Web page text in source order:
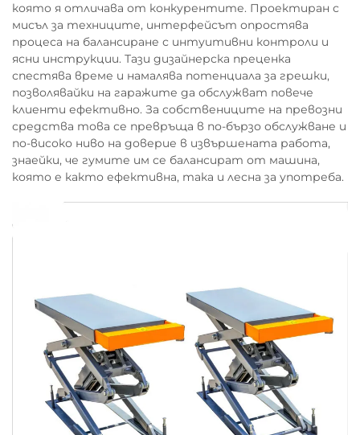
която я отличава от конкурентите. Проектиран с
мисъл за техниците, интерфейсът опростява
процеса на балансиране с интуитивни контроли и
ясни инструкции. Тази дизайнерска преценка
спестява време и намалява потенциала за грешки,
позволявайки на гаражите да обслужват повече
клиенти ефективно. За собствениците на превозни
средства това се превръща в по-бързо обслужване и
по-високо ниво на доверие в извършената работа,
знаейки, че гумите им се балансират от машина,
която е както ефективна, така и лесна за употреба.